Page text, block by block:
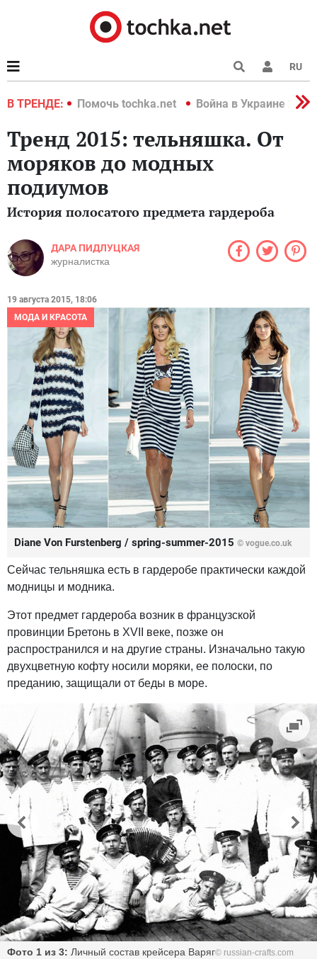
RU
В ТРЕНДЕ:
2022 Помочь tochka.net Война в Украине 2022
Тренд 2015: тельняшка. От
моряков до модных
подиумов
История полосатого предмета гардероба
ДАРА ПИДЛУЦКАЯ
журналистка
19 августа 2015, 18:06
МОДА И КРАСОТА
Diane Von Furstenberg / spring-summer-2015 © vogue.co.uk
Сейчас тельняшка есть в гардеробе практически каждой
модницы и модника.
Этот предмет гардероба возник в французской
провинции Бретонь в XVII веке, позже он
распространился и на другие страны. Изначально такую
двухцветную кофту носили моряки, ее полоски, по
преданию, защищали от беды в море.
Фото 1 из 3: Личный состав крейсера Варяг© russian-crafts.com